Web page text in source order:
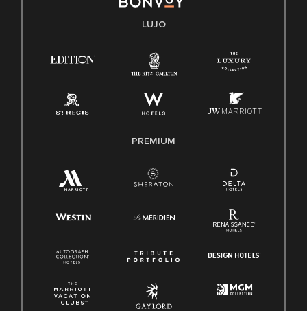
Conozca sus derechos
Ley de licencia familiar y médica (FMLA)
LUJO
PREMIUM